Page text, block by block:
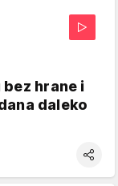
hrane i
daleko